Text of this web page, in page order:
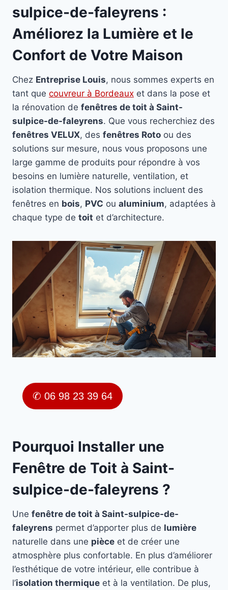
sulpice-de-faleyrens :
Améliorez la Lumière et le
Confort de Votre Maison
Chez Entreprise Louis, nous sommes experts en
tant que couvreur à Bordeaux et dans la pose et
la rénovation de fenêtres de toit à Saint-
sulpice-de-faleyrens. Que vous recherchiez des
fenêtres VELUX, des fenêtres Roto ou des
solutions sur mesure, nous vous proposons une
large gamme de produits pour répondre à vos
besoins en lumière naturelle, ventilation, et
isolation thermique. Nos solutions incluent des
fenêtres en bois, PVC ou aluminium, adaptées à
chaque type de toit et d’architecture.
✆ 06 98 23 39 64
Pourquoi Installer une
Fenêtre de Toit à Saint-
sulpice-de-faleyrens ?
Une fenêtre de toit à Saint-sulpice-de-
faleyrens permet d’apporter plus de lumière
naturelle dans une pièce et de créer une
atmosphère plus confortable. En plus d’améliorer
l’esthétique de votre intérieur, elle contribue à
l’isolation thermique et à la ventilation. De plus,